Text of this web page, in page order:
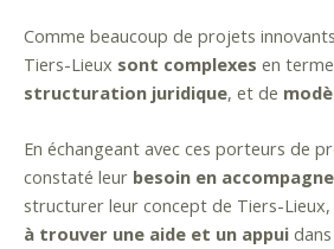
Comme beaucoup de projets
Tiers-Lieux sont complexes en
structuration juridique, et de
En échangeant avec ces porteurs de
constaté leur besoin en
structurer leur concept de Tiers-
à trouver une aide et un appui